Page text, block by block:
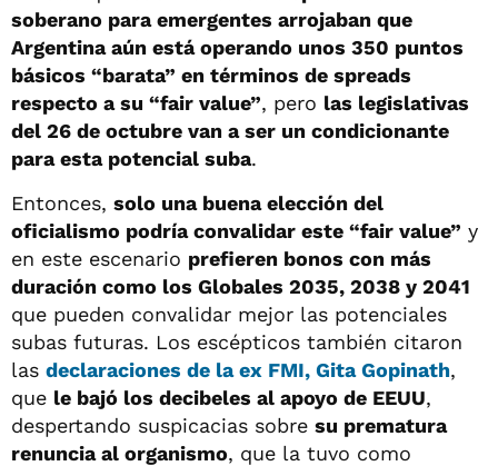
soberano para emergentes arrojaban que
Argentina aún está operando unos 350 puntos
básicos “barata” en términos de spreads
respecto a su “fair value”, pero las legislativas
del 26 de octubre van a ser un condicionante
para esta potencial suba.
Entonces, solo una buena elección del
oficialismo podría convalidar este “fair value” y
en este escenario prefieren bonos con más
duración como los Globales 2035, 2038 y 2041
que pueden convalidar mejor las potenciales
subas futuras. Los escépticos también citaron
las declaraciones de la ex FMI, Gita Gopinath,
que le bajó los decibeles al apoyo de EEUU,
despertando suspicacias sobre su prematura
renuncia al organismo, que la tuvo como